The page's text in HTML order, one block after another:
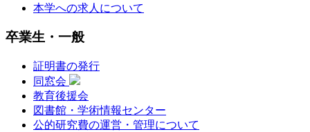
本学への求人について
卒業生・一般
証明書の発行
同窓会
教育後援会
図書館・学術情報センター
公的研究費の運営・管理について